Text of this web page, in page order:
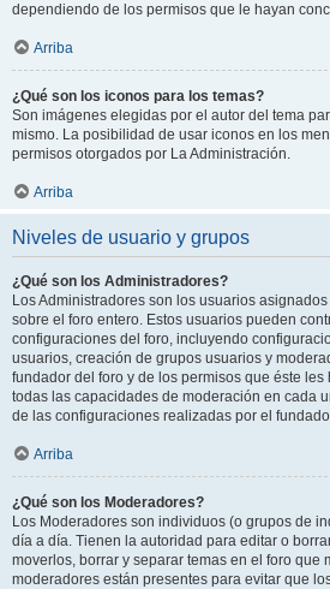
dependiendo de los permisos que le hayan
Arriba
¿Qué son los iconos para los temas?
Son imágenes elegidas por el autor del tema
mismo. La posibilidad de usar iconos en los
permisos otorgados por La Administración.
Arriba
Niveles de usuario y grupos
¿Qué son los Administradores?
Los Administradores son los usuarios
sobre el foro entero. Estos usuarios pueden
configuraciones del foro, incluyendo
usuarios, creación de grupos usuarios y
fundador del foro y de los permisos que éste
todas las capacidades de moderación en cada
de las configuraciones realizadas por el
Arriba
¿Qué son los Moderadores?
Los Moderadores son individuos (o grupos de
día a día. Tienen la autoridad para editar o
moverlos, borrar y separar temas en el foro que
moderadores están presentes para evitar que